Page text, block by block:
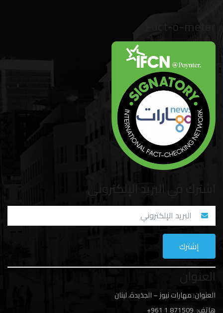
Fact-o-meter
اشترك في البريد الإلكتروني
العنوان
العنوان: مهارات نيوز – الجدَيدة، لبنان
هاتف: 1 871509 961+